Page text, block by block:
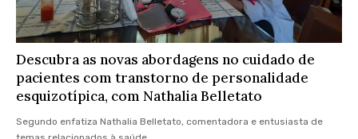
Descubra as novas abordagens no cuidado de
pacientes com transtorno de personalidade
esquizotípica, com Nathalia Belletato
Segundo enfatiza Nathalia Belletato, comentadora e entusiasta de